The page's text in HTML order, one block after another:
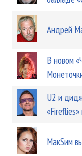
Андрей
В новом
U2 и
«Fireflies»
МакSим